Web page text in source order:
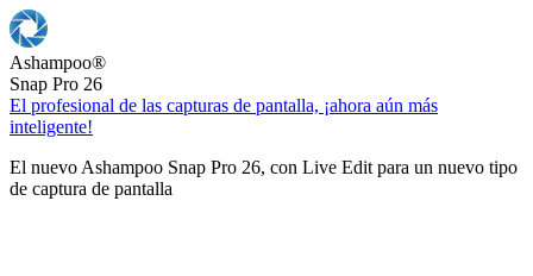
Ashampoo®
Snap Pro 26
El profesional de las capturas de pantalla, ¡ahora aún más
inteligente!
El nuevo Ashampoo Snap Pro 26, con Live Edit para un nuevo tipo
de captura de pantalla